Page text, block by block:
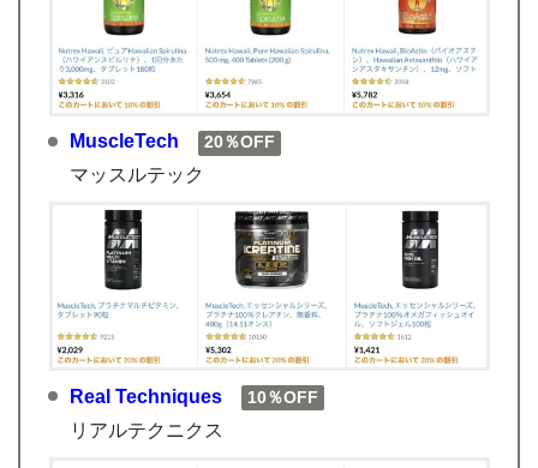
MuscleTech 20％OFF
マッスルテック
Real Techniques 10％OFF
リアルテクニクス